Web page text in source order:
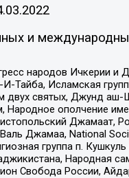
и
народов Ичкерии и
Исламская
святых, Джунд
ополчение
Джамаат,
Джамаа, National
группа п.
Народная
Свобода России,